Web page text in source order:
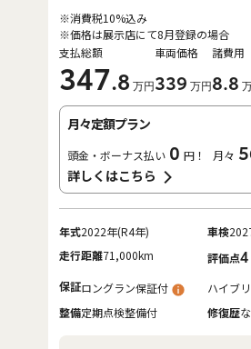
支払総額
347.8 万円
車両価格
339 万円
諸費用
8.8
※消費税10%込み
※価格は展示店にて8月登録の場合
月々定額プラン
頭金・ボーナス払い 0 円！ 月々
詳しくはこちら
年式2022年(R4年) 車検
走行距離71,000km 評価点4
保証ロングラン保証付
ハイブ
整備定期点検整備付 修復歴